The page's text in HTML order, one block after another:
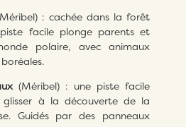
: cachée dans la forêt
facile plonge parents et
polaire, avec animaux
(Méribel) : une piste facile
à la découverte de la
Guidés par des panneaux